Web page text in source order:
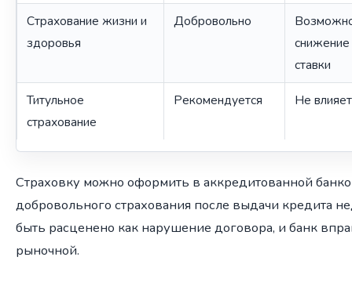
Страхование жизни и
здоровья
Добровольно
снижение
ставки
Титульное
страхование
Рекомендуется Не влияет
Страховку можно оформить в аккредитованной
добровольного страхования после выдачи кредита
быть расценено как нарушение договора, и банк
рыночной.